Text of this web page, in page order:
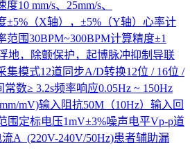
10 mm/s、25mm/s、
±5%（X轴），±5%（Y轴）心率计
围30BPM~300BPM计算精度±1
地，除颤保护，起博脉冲抑制导联
集模式12道同步A/D转换12位 / 16位 /
数≥ 3.2s频率响应0.05Hz ~ 150Hz
mV)输入阻抗50M（10Hz）输入回
围定标电压1mV±3%噪声电平Vp-p道
A (220V-240V/50Hz)患者辅助漏